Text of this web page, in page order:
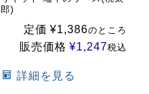
郎)
定価 ¥1,386のところ
販売価格 ¥1,247税込
詳細を見る